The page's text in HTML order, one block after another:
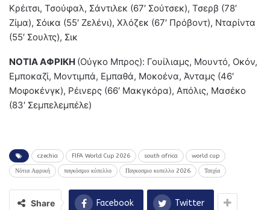
Κρέιτσι, Τσούφαλ, Σάντιλεκ (67′ Σούτσεκ), Τσερβ (78′
Ζίμα), Σόικα (55′ Ζελένι), Χλόζεκ (67′ Πρόβοντ), Νταρίντα
(55′ Σουλτς), Σικ
ΝΟΤΙΑ ΑΦΡΙΚΗ (Ούγκο Μπρος): Γουίλιαμς, Μουντό, Οκόν,
Εμποκαζί, Μοντιμπά, Εμπαθά, Μοκοένα, Άνταμς (46′
Μοφοκένγκ), Ρέινερς (66′ Μακγκόρα), Απόλις, Μασέκο
(83′ Σεμπελεμπέλε)
czechia FIFA World Cup 2026 south africa world cup
Νότια Αφρική παγκόσμιο κύπελλο Παγκοσμιο κυπελλο 2026 Τσεχία
Share Facebook Twitter